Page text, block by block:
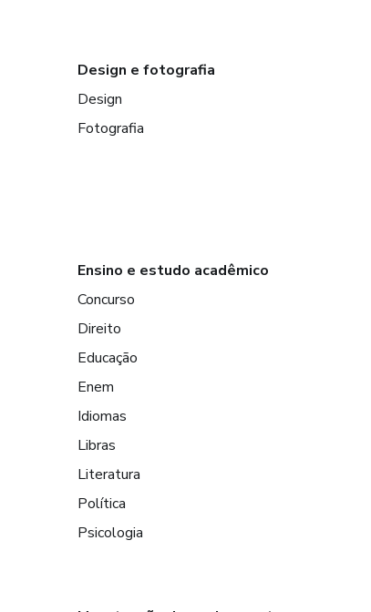
Design e fotografia
Design
Fotografia
Ensino e estudo acadêmico
Concurso
Direito
Educação
Enem
Idiomas
Libras
Literatura
Política
Psicologia